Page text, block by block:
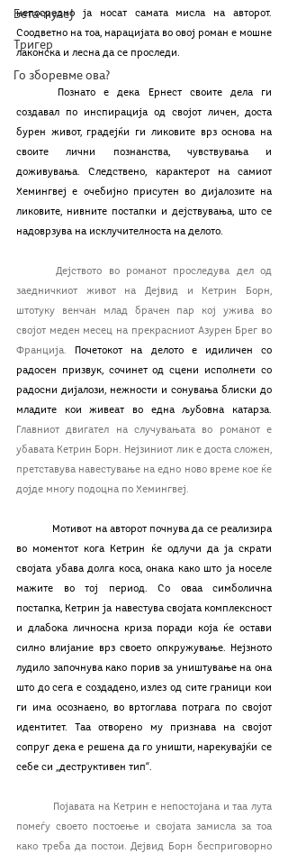
Бета-музеј
Тригер
Го зборевме ова?
непосредно ја носат самата мисла на авторот.
Соодветно на тоа, нарацијата во овој роман е мошне
лаконска и лесна да се проследи.
создавал по инспирација од својот личен, доста
бурен живот, градејќи ги ликовите врз основа на
своите лични познанства, чувствувања и
доживувања. Следствено, карактерот на самиот
Хемингвеј е очебијно присутен во дијалозите на
ликовите, нивните постапки и дејствувања, што се
надоврзува на исклучителноста на делото.
Дејството во романот проследува дел од
заедничкиот живот на Дејвид и Кетрин Борн,
штотуку венчан млад брачен пар кој ужива во
својот меден месец на прекрасниот Азурен Брег во
Франција.
Почетокот на делото е идиличен со
радосен призвук, сочинет од сцени исполнети со
радосни дијалози, нежности и сонувања блиски до
Главниот двигател на случувањата во романот е
убавата Кетрин Борн. Нејзиниот лик е доста сложен,
претставува навестување на едно ново време кое ќе
дојде многу подоцна по Хемингвеј.
во моментот кога Кетрин ќе одлучи да ја скрати
својата убава долга коса, онака како што ја носеле
мажите во тој период. Со оваа симболична
постапка, Кетрин ја навестува својата комплексност
и длабока личносна криза поради која ќе остави
силно влијание врз своето опкружување. Нејзното
лудило започнува како порив за уништување на она
што до сега е создадено, излез од сите граници кои
ги има осознаено, во вртоглава потрага по својот
идентитет. Таа отворено му признава на својот
сопруг дека е решена да го уништи, нарекувајќи се
себе си „деструктивен тип“.
Појавата на Кетрин е непостојана и таа лута
помеѓу своето постоење и својата замисла за тоа
како треба да постои. Дејвид Борн бесприговорно